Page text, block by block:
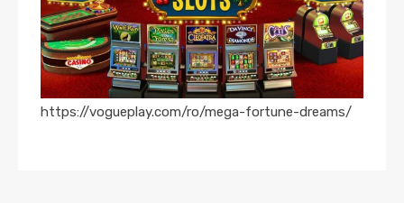
https://vogueplay.com/ro/mega-fortune-dreams/